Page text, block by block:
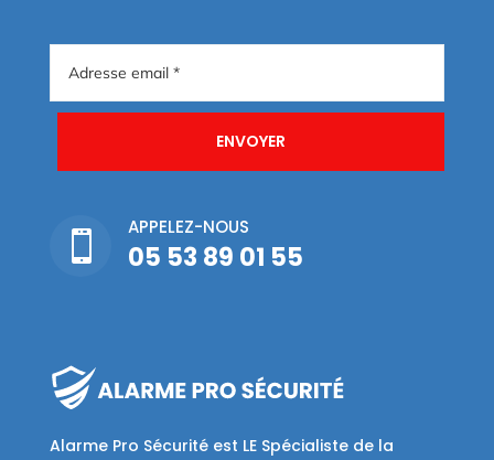
ENVOYER

APPELEZ-NOUS
05 53 89 01 55
Alarme Pro Sécurité est LE Spécialiste de la